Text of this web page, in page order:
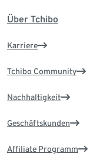
Über Tchibo
Karriere
Tchibo Community
Nachhaltigkeit
Geschäftskunden
Affiliate Programm